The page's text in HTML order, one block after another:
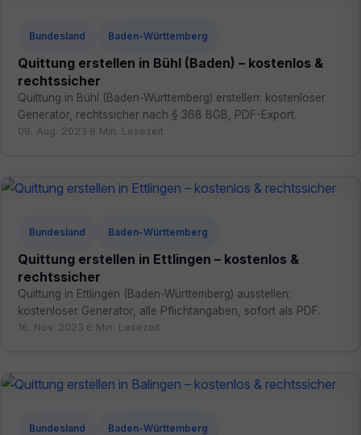
Bundesland Baden-Württemberg
Quittung erstellen in Bühl (Baden) – kostenlos &
rechtssicher
Quittung in Bühl (Baden-Württemberg) erstellen: kostenloser
Generator, rechtssicher nach § 368 BGB, PDF-Export.
09. Aug. 2023 6 Min. Lesezeit
Bundesland Baden-Württemberg
Quittung erstellen in Ettlingen – kostenlos &
rechtssicher
Quittung in Ettlingen (Baden-Württemberg) ausstellen:
kostenloser Generator, alle Pflichtangaben, sofort als PDF.
16. Nov. 2023 6 Min. Lesezeit
Bundesland Baden-Württemberg